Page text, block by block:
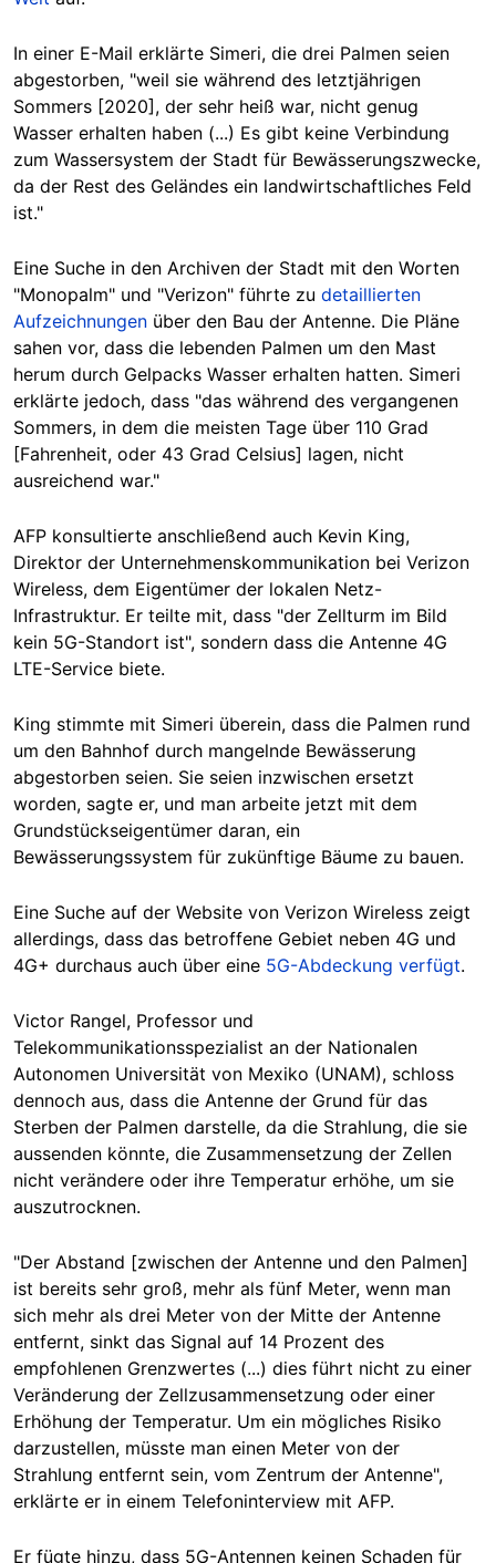
In einer E-Mail erklärte Simeri, die drei Palmen seien
abgestorben, "weil sie während des letztjährigen
Sommers [2020], der sehr heiß war, nicht genug
Wasser erhalten haben (...) Es gibt keine Verbindung
zum Wassersystem der Stadt für Bewässerungszwecke,
da der Rest des Geländes ein landwirtschaftliches Feld
ist."
Eine Suche in den Archiven der Stadt mit den Worten
"Monopalm" und "Verizon" führte zu detaillierten
Aufzeichnungen über den Bau der Antenne. Die Pläne
sahen vor, dass die lebenden Palmen um den Mast
herum durch Gelpacks Wasser erhalten hatten. Simeri
erklärte jedoch, dass "das während des vergangenen
Sommers, in dem die meisten Tage über 110 Grad
[Fahrenheit, oder 43 Grad Celsius] lagen, nicht
ausreichend war."
AFP konsultierte anschließend auch Kevin King,
Direktor der Unternehmenskommunikation bei Verizon
Wireless, dem Eigentümer der lokalen Netz-
Infrastruktur. Er teilte mit, dass "der Zellturm im Bild
kein 5G-Standort ist", sondern dass die Antenne 4G
LTE-Service biete.
King stimmte mit Simeri überein, dass die Palmen rund
um den Bahnhof durch mangelnde Bewässerung
abgestorben seien. Sie seien inzwischen ersetzt
worden, sagte er, und man arbeite jetzt mit dem
Grundstückseigentümer daran, ein
Bewässerungssystem für zukünftige Bäume zu bauen.
Eine Suche auf der Website von Verizon Wireless zeigt
allerdings, dass das betroffene Gebiet neben 4G und
4G+ durchaus auch über eine 5G-Abdeckung verfügt.
Victor Rangel, Professor und
Telekommunikationsspezialist an der Nationalen
Autonomen Universität von Mexiko (UNAM), schloss
dennoch aus, dass die Antenne der Grund für das
Sterben der Palmen darstelle, da die Strahlung, die sie
aussenden könnte, die Zusammensetzung der Zellen
nicht verändere oder ihre Temperatur erhöhe, um sie
auszutrocknen.
"Der Abstand [zwischen der Antenne und den Palmen]
ist bereits sehr groß, mehr als fünf Meter, wenn man
sich mehr als drei Meter von der Mitte der Antenne
entfernt, sinkt das Signal auf 14 Prozent des
empfohlenen Grenzwertes (...) dies führt nicht zu einer
Veränderung der Zellzusammensetzung oder einer
Erhöhung der Temperatur. Um ein mögliches Risiko
darzustellen, müsste man einen Meter von der
Strahlung entfernt sein, vom Zentrum der Antenne",
erklärte er in einem Telefoninterview mit AFP.
Er fügte hinzu, dass 5G-Antennen keinen Schaden für